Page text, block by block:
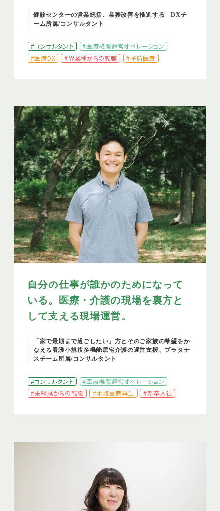
健診センターの営業統括、業務改善を推進する DXチ
ーム所属/コンサルタント
#コンサルタント
#医療機関運営オペレーション
#医療DX
#異業種からの転職 #予防医療
自分の仕事が誰かのためになって
いる。医療・介護の現場を裏方と
して支える現場運営。
「家で最期まで過ごしたい」方とそのご家族の希望をか
なえる看護小規模多機能居宅介護の運営支援、プラタナ
スチーム所属/コンサルタント
#コンサルタント
#医療機関運営オペレーション
#未経験からの転職
#地域医療再生 #新卒入社